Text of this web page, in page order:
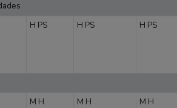
H PS H PS H PS
M H M H M H